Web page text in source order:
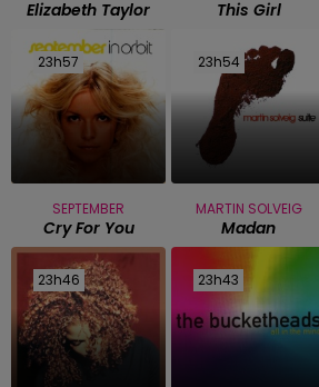
Elizabeth Taylor This Girl
23h57
23h57
SEPTEMBER
Cry For You
23h54
23h54
MARTIN SOLVEIG
Madan
23h46
23h46 23h43
23h43